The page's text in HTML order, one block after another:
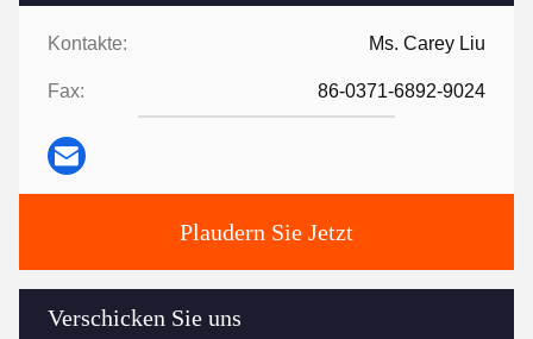
Kontakte: Ms. Carey Liu
Fax: 86-0371-6892-9024
Plaudern Sie Jetzt
Verschicken Sie uns